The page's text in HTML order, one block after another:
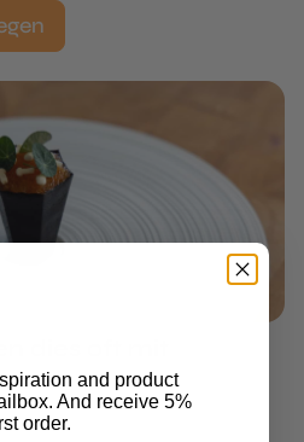
dies oft mit
and product
And receive 5%
order.